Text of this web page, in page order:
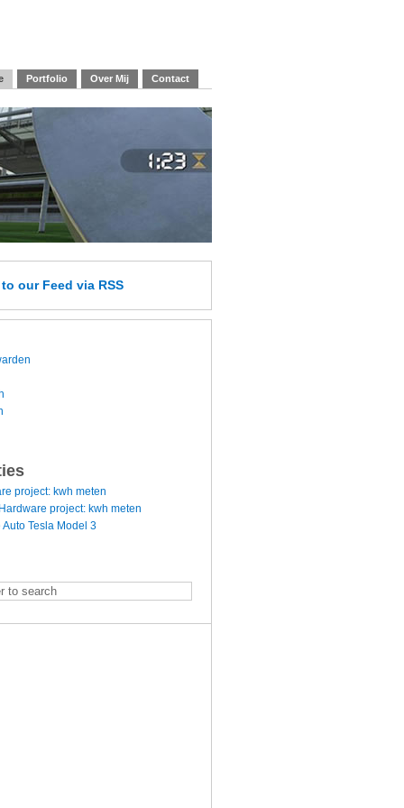
Portfolio Over Mij Contact
to our Feed via RSS
project: kwh meten
Hardware project: kwh meten
Auto Tesla Model 3